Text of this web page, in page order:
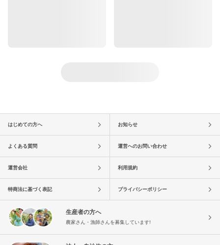
はじめての方へ お知らせ
よくある質問 運営へのお問い合わせ
運営会社 利用規約
特商法に基づく表記 プライバシーポリシー
生産者の方へ
農家さん・漁師さんを募集しています!